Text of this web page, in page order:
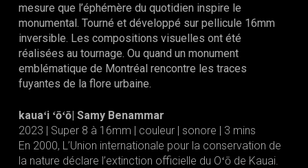
mesure que l’éphémère du quotidien inspire le
monumental. Tourné et développé sur pellicule 16mm
inversible. Les compositions visuelles ont été
réalisées au tournage. Ou quand un monument
emblématique de Montréal rencontre les traces
fuyantes de la flore urbaine.
kauaʻi ʻōʻō| Samy Benammar
2023 | Super 8 à 16mm | couleur | sonore | 3 mins
En 2000, L’Union internationale pour la conservation de
la nature déclare l’extinction officielle du Oʻō de Kauai.